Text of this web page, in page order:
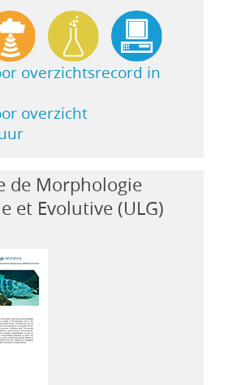
overzichtsrecord in
overzicht
de Morphologie
et Evolutive (ULG)